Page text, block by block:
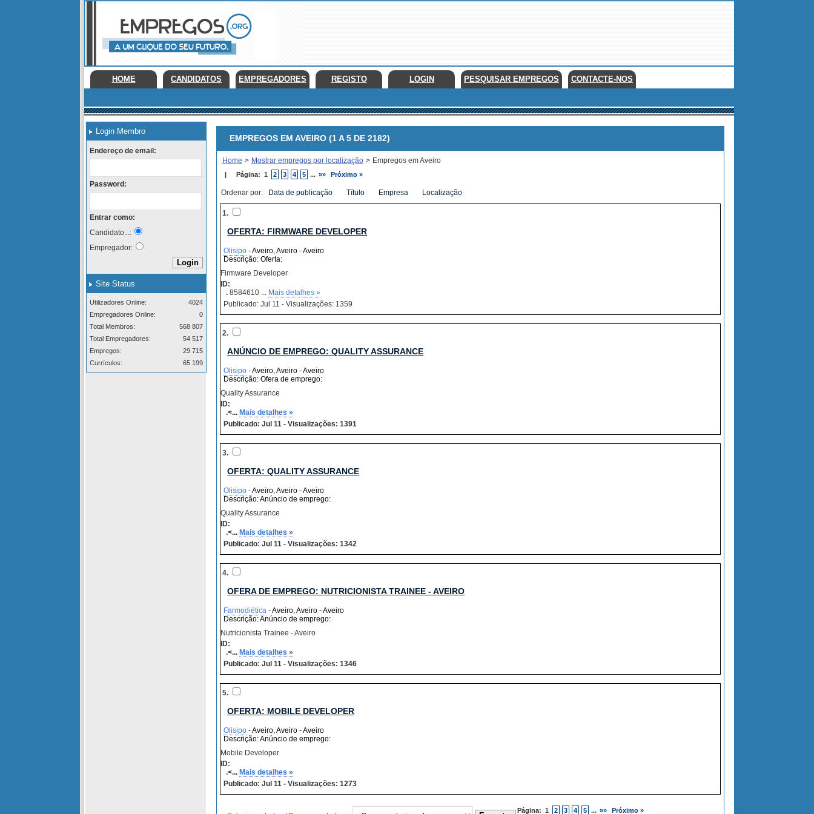
HOME CANDIDATOS EMPREGADORES REGISTO LOGIN PESQUISAR EMPREGOS CONTACTE-NOS
Login Membro
Endereço de email:
Password:
Entrar como:
Candidato...:
Empregador:
Site Status
Utilizadores Online:
4024
Empregadores Online:
0
Total Membros:
568 807
Total Empregadores:
54 517
Empregos:
29 715
Currículos:
65 199
EMPREGOS EM AVEIRO (1 A 5 DE 2182)
Home > Mostrar empregos por localização > Empregos em Aveiro
| Página: 1 2 3 4 5 ... »» Próximo »
Ordenar por: Data de publicação Título Empresa Localização
1.
OFERTA: FIRMWARE DEVELOPER
Olisipo - Aveiro, Aveiro - Aveiro
Descrição: Oferta:
Firmware Developer
ID:
. 8584610 ... Mais detalhes »
Publicado: Jul 11 - Visualizações: 1359
2.
ANÚNCIO DE EMPREGO: QUALITY ASSURANCE
Olisipo - Aveiro, Aveiro - Aveiro
Descrição: Ofera de emprego:
Quality Assurance
ID:
.<... Mais detalhes »
Publicado: Jul 11 - Visualizações: 1391
3.
OFERTA: QUALITY ASSURANCE
Olisipo - Aveiro, Aveiro - Aveiro
Descrição: Anúncio de emprego:
Quality Assurance
ID:
.<... Mais detalhes »
Publicado: Jul 11 - Visualizações: 1342
4.
OFERA DE EMPREGO: NUTRICIONISTA TRAINEE - AVEIRO
Farmodiética - Aveiro, Aveiro - Aveiro
Descrição: Anúncio de emprego:
Nutricionista Trainee - Aveiro
ID:
.<... Mais detalhes »
Publicado: Jul 11 - Visualizações: 1346
5.
OFERTA: MOBILE DEVELOPER
Olisipo - Aveiro, Aveiro - Aveiro
Descrição: Anúncio de emprego:
Mobile Developer
ID:
.<... Mais detalhes »
Publicado: Jul 11 - Visualizações: 1273
Página: 1 2 3 4 5 ... »» Próximo »